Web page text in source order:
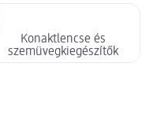
Konaktlencse és
szemüvegkiegészítők